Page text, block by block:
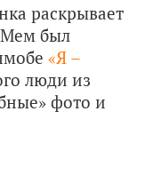
раскрывает
Мем был
«Я –
люди из
фото и